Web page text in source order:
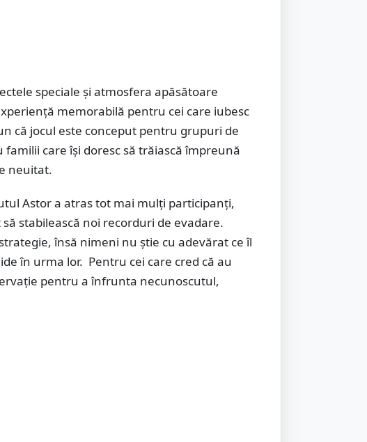
speciale și atmosfera apăsătoare
memorabilă pentru cei care iubesc
că jocul este conceput pentru grupuri de
care își doresc să trăiască împreună
neuitat.
Astor a atras tot mai mulți participanți,
stabilească noi recorduri de evadare.
însă nimeni nu știe cu adevărat ce îl
în urma lor. Pentru cei care cred că au
pentru a înfrunta necunoscutul,